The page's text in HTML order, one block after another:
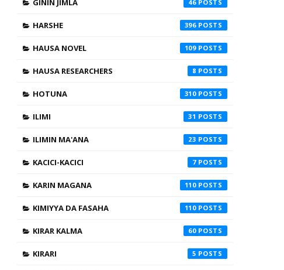
GININ JIMLA 46
HARSHE 396
HAUSA NOVEL 109
HAUSA RESEARCHERS 8
HOTUNA 310
ILIMI 31
ILIMIN MA'ANA 23
KACICI-KACICI 7
KARIN MAGANA 110
KIMIYYA DA FASAHA 110
KIRAR KALMA 60
KIRARI 5